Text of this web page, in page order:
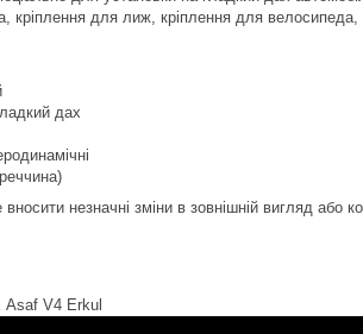
кріплення для лиж, кріплення для велосипеда,
дах
незначні зміни в зовнішній вигляд або
Asaf V4 Erkul